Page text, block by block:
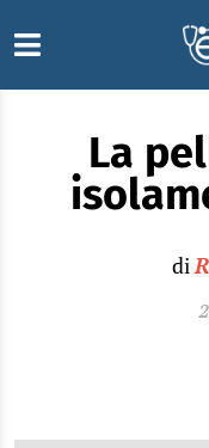
La
di